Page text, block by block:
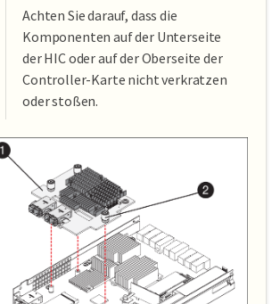
Achten Sie darauf, dass die
Komponenten auf der Unterseite
der HIC oder auf der Oberseite der
Controller-Karte nicht verkratzen
oder stoßen.